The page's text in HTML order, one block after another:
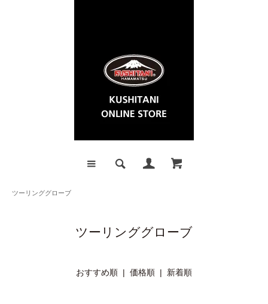
ツーリンググローブ
ツーリンググローブ
おすすめ順 | 価格順 | 新着順